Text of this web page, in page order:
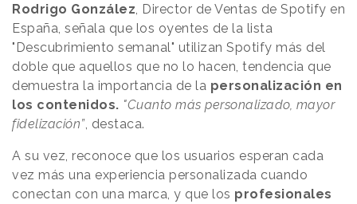
Rodrigo González , Director de Ventas de Spotify en
España, señala que los oyentes de la lista
"Descubrimiento semanal" utilizan Spotify más del
doble que aquellos que no lo hacen, tendencia que
demuestra la importancia de la personalización en
los contenidos. "Cuanto más personalizado, mayor
fidelización”, destaca.
A su vez, reconoce que los usuarios esperan cada
vez más una experiencia personalizada cuando
conectan con una marca, y que los profesionales